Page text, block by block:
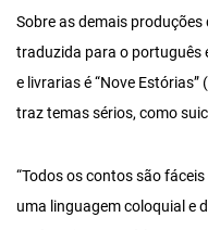
Sobre as demais
traduzida para o português
e livrarias é “Nove
traz temas sérios, como
“Todos os contos são
uma linguagem coloquial e